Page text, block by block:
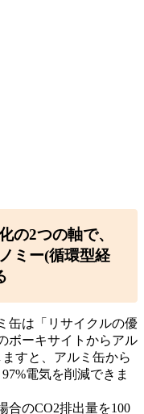
の2つの軸で、
ミー(循環型経
缶は「リサイクルの優
ボーキサイトからアル
すと、アルミ缶から
電気を削減できま
合のCO2排出量を100